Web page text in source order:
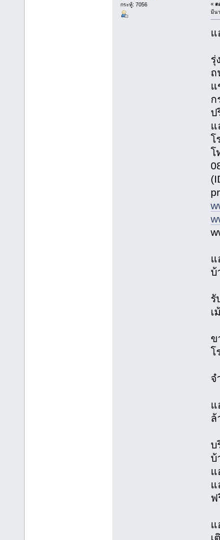
กระทู้: 7056 « ต
มีน
แ
รุ่
ถ
แ
ก
ป
แ
โ
โ
แ
บ้
รั
เ
ข
โ
จ
แ
ล้
บ
บ้
แ
แ
ฟ
แ
เ